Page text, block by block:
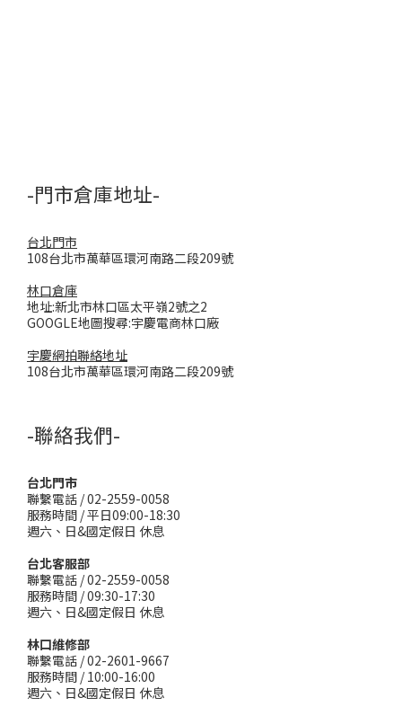
-門市倉庫地址-
台北門市
108台北市萬華區環河南路二段209號
林口倉庫
地址:新北市林口區太平嶺2號之2
GOOGLE地圖搜尋:宇慶電商林口廠
宇慶網拍聯絡地址
108台北市萬華區環河南路二段209號
-聯絡我們-
台北門市
聯繫電話 / 02-2559-0058
服務時間 / 平日09:00-18:30
週六、日&國定假日 休息
台北客服部
聯繫電話 / 02-2559-0058
服務時間 / 09:30-17:30
週六、日&國定假日 休息
林口維修部
聯繫電話 / 02-2601-9667
服務時間 / 10:00-16:00
週六、日&國定假日 休息